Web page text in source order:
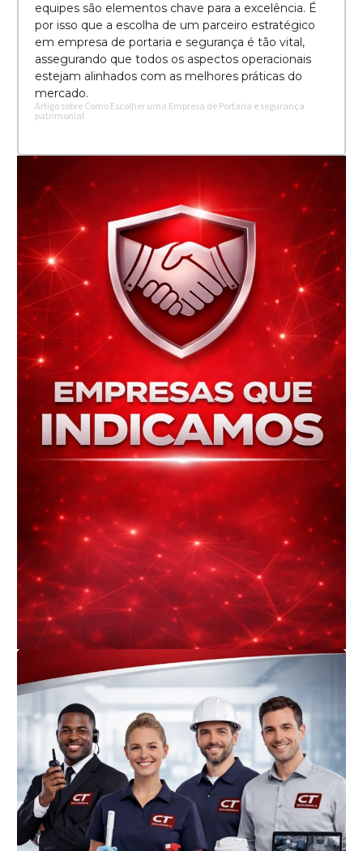
equipes são elementos chave para a excelência. É
por isso que a escolha de um parceiro estratégico
em empresa de portaria e segurança é tão vital,
assegurando que todos os aspectos operacionais
estejam alinhados com as melhores práticas do
mercado.
Artigo sobre Como Escolher uma Empresa de Portaria e segurança
patrimonial